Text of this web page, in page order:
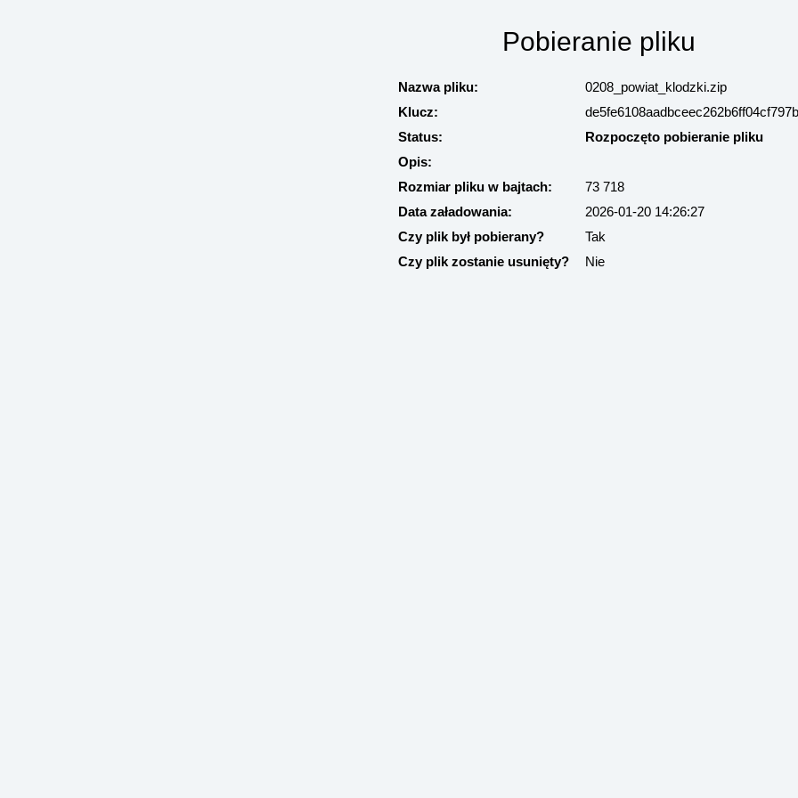
Pobieranie pliku
Nazwa pliku:
0208_powiat_klodzki.zip
Klucz:
de5fe6108aadbceec262b6ff04cf797b
Status:
Rozpoczęto pobieranie pliku
Opis:
Rozmiar pliku w bajtach:
73 718
Data załadowania:
2026-01-20 14:26:27
Czy plik był pobierany?
Tak
Czy plik zostanie usunięty?
Nie